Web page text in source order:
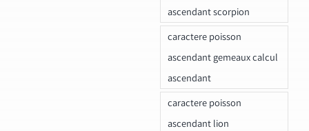
ascendant scorpion
caractere poisson
ascendant gemeaux calcul
ascendant
caractere poisson
ascendant lion